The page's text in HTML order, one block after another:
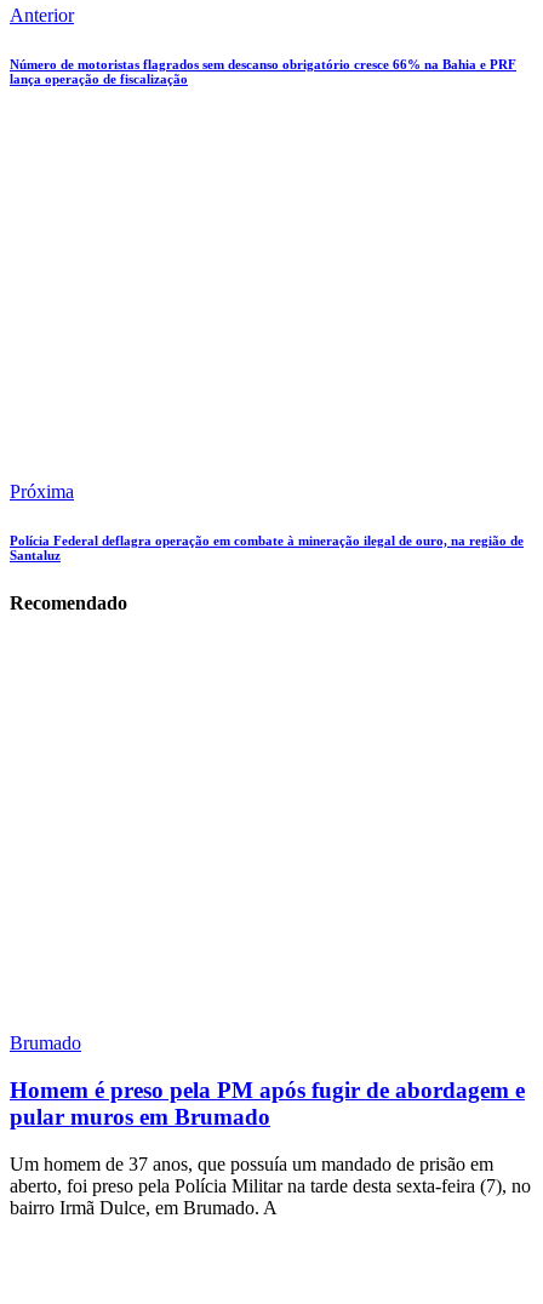
Anterior
Número de motoristas flagrados sem descanso obrigatório cresce 66% na Bahia e PRF
lança operação de fiscalização
Próxima
Polícia Federal deflagra operação em combate à mineração ilegal de ouro, na região de
Santaluz
Recomendado
Brumado
Homem é preso pela PM após fugir de abordagem e
pular muros em Brumado
Um homem de 37 anos, que possuía um mandado de prisão em
aberto, foi preso pela Polícia Militar na tarde desta sexta-feira (7), no
bairro Irmã Dulce, em Brumado. A